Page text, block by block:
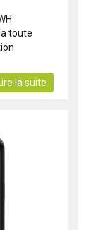
toute
Lire la suite